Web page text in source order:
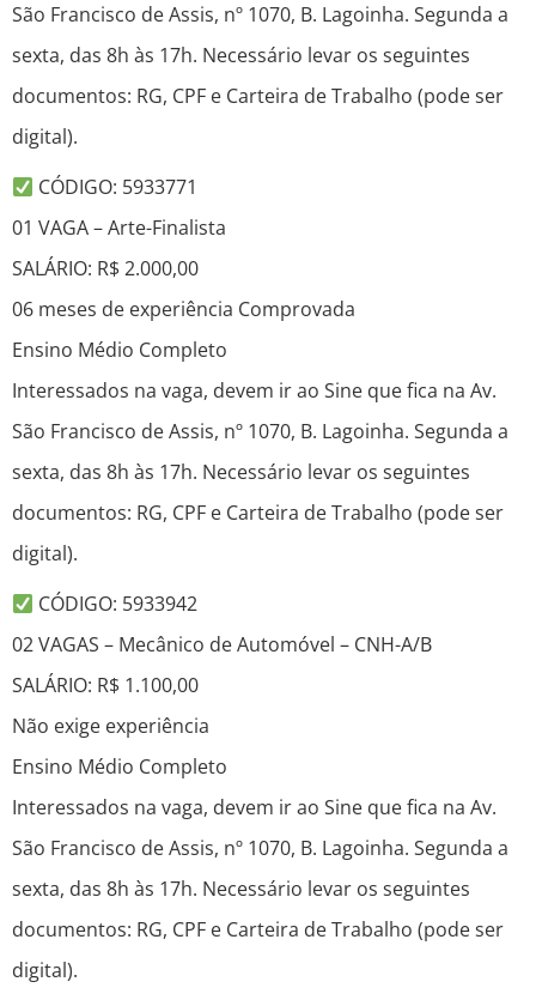
São Francisco de Assis, nº 1070, B. Lagoinha. Segunda a
sexta, das 8h às 17h. Necessário levar os seguintes
documentos: RG, CPF e Carteira de Trabalho (pode ser
digital).
CÓDIGO: 5933771
01 VAGA – Arte-Finalista
SALÁRIO: R$ 2.000,00
06 meses de experiência Comprovada
Ensino Médio Completo
Interessados na vaga, devem ir ao Sine que fica na Av.
São Francisco de Assis, nº 1070, B. Lagoinha. Segunda a
sexta, das 8h às 17h. Necessário levar os seguintes
documentos: RG, CPF e Carteira de Trabalho (pode ser
digital).
CÓDIGO: 5933942
02 VAGAS – Mecânico de Automóvel – CNH-A/B
SALÁRIO: R$ 1.100,00
Não exige experiência
Ensino Médio Completo
Interessados na vaga, devem ir ao Sine que fica na Av.
São Francisco de Assis, nº 1070, B. Lagoinha. Segunda a
sexta, das 8h às 17h. Necessário levar os seguintes
documentos: RG, CPF e Carteira de Trabalho (pode ser
digital).